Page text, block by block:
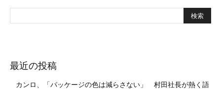
最近の投稿
カンロ、「パッケージの色は減らさない」 村田社長が熱く語